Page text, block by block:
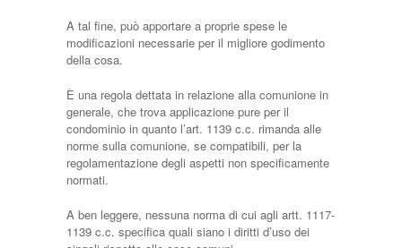
A tal fine, può apportare a proprie spese le
modificazioni necessarie per il migliore godimento
della cosa.
È una regola dettata in relazione alla comunione in
generale, che trova applicazione pure per il
condominio in quanto l’art. 1139 c.c. rimanda alle
norme sulla comunione, se compatibili, per la
regolamentazione degli aspetti non specificamente
normati.
A ben leggere, nessuna norma di cui agli artt. 1117-
1139 c.c. specifica quali siano i diritti d’uso dei